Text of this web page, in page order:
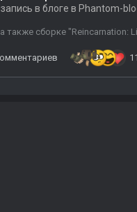
в блоге в Phantom-
также сборке "Reincarnation: